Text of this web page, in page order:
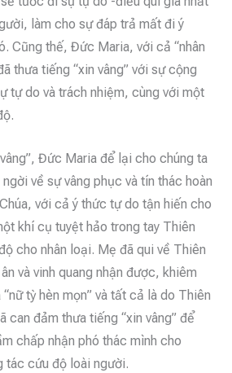
làm cho sự đáp trả mất đi ý
Cũng thế, Đức Maria, với cả “nhân
thưa tiếng “xin vâng” với sự cộng
tự do và trách nhiệm, cùng với một
Đức Maria để lại cho chúng ta
về sự vâng phục và tín thác hoàn
với cả ý thức tự do tận hiến cho
khí cụ tuyệt hảo trong tay Thiên
cho nhân loại. Mẹ đã qui về Thiên
và vinh quang nhận được, khiêm
tỳ hèn mọn” và tất cả là do Thiên
can đảm thưa tiếng “xin vâng” để
chấp nhận phó thác mình cho
tác cứu độ loài người.